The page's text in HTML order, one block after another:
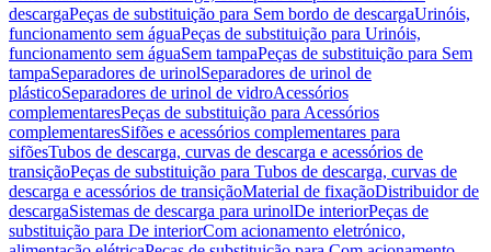
descargaPeças de substituição para Sem bordo de descargaUrinóis,
funcionamento sem águaPeças de substituição para Urinóis,
funcionamento sem águaSem tampaPeças de substituição para Sem
tampaSeparadores de urinolSeparadores de urinol de
plásticoSeparadores de urinol de vidroAcessórios
complementaresPeças de substituição para Acessórios
complementaresSifões e acessórios complementares para
sifõesTubos de descarga, curvas de descarga e acessórios de
transiçãoPeças de substituição para Tubos de descarga, curvas de
descarga e acessórios de transiçãoMaterial de fixaçãoDistribuidor de
descargaSistemas de descarga para urinolDe interiorPeças de
substituição para De interiorCom acionamento eletrónico,